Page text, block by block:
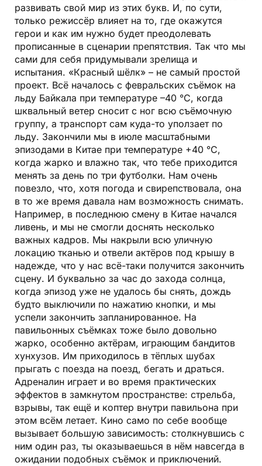
развивать свой мир из этих букв. И, по сути,
только режиссёр влияет на то, где окажутся
герои и как им нужно будет преодолевать
прописанные в сценарии препятствия. Так что мы
сами для себя придумывали зрелища и
испытания. «Красный шёлк» – не самый простой
проект. Всё началось с февральских съёмок на
льду Байкала при температуре –40 °C, когда
шквальный ветер сносит с ног всю съёмочную
группу, а транспорт сам куда-то уползает по
льду. Закончили мы в июле масштабными
эпизодами в Китае при температуре +40 °C,
когда жарко и влажно так, что тебе приходится
менять за день по три футболки. Нам очень
повезло, что, хотя погода и свирепствовала, она
в то же время давала нам возможность снимать.
Например, в последнюю смену в Китае начался
ливень, и мы не смогли доснять несколько
важных кадров. Мы накрыли всю уличную
локацию тканью и отвели актёров под крышу в
надежде, что у нас всё-таки получится закончить
сцену. И буквально за час до захода солнца,
когда эпизод уже не удалось бы снять, дождь
будто выключили по нажатию кнопки, и мы
успели закончить запланированное. На
павильонных съёмках тоже было довольно
жарко, особенно актёрам, играющим бандитов
хунхузов. Им приходилось в тёплых шубах
прыгать с поезда на поезд, бегать и драться.
Адреналин играет и во время практических
эффектов в замкнутом пространстве: стрельба,
взрывы, так ещё и коптер внутри павильона при
этом всём летает. Кино само по себе вообще
вызывает большую зависимость: столкнувшись с
ним один раз, ты оказываешься в нём навсегда в
ожидании подобных съёмок и приключений.